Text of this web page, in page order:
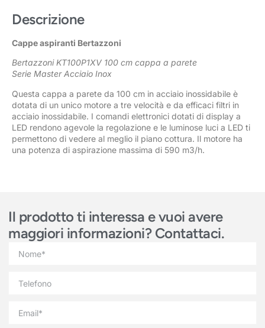
Descrizione
Cappe aspiranti Bertazzoni
Bertazzoni KT100P1XV 100 cm cappa a parete
Serie Master Acciaio Inox
Questa cappa a parete da 100 cm in acciaio inossidabile è
dotata di un unico motore a tre velocità e da efficaci filtri in
acciaio inossidabile. I comandi elettronici dotati di display a
LED rendono agevole la regolazione e le luminose luci a LED ti
permettono di vedere al meglio il piano cottura. Il motore ha
una potenza di aspirazione massima di 590 m3/h.
Il prodotto ti interessa e vuoi avere
maggiori informazioni? Contattaci.